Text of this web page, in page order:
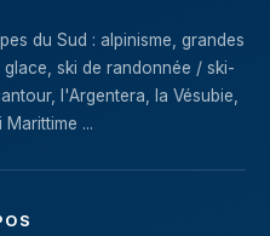
du Sud : alpinisme, grandes
ski de randonnée / ski-
l'Argentera, la Vésubie,
Marittime ...